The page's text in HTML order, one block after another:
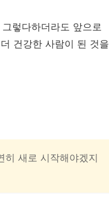
렇다하더라도 앞으로
건강한 사람이 된 것을
히 새로 시작해야겠지